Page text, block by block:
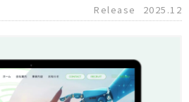
Release
2025.12